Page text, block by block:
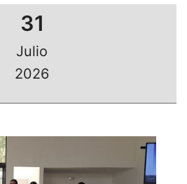
31
Julio
2026